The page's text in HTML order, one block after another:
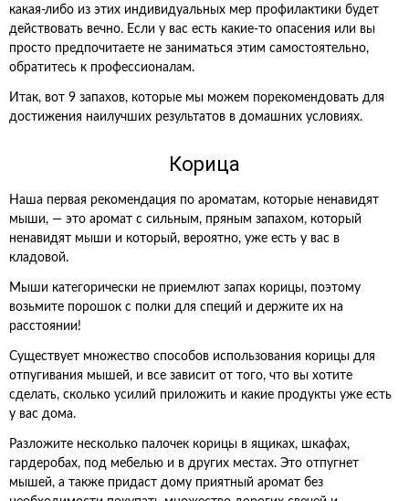
какая-либо из этих индивидуальных мер профилактики будет
действовать вечно. Если у вас есть какие-то опасения или вы
просто предпочитаете не заниматься этим самостоятельно,
обратитесь к профессионалам.
Итак, вот 9 запахов, которые мы можем порекомендовать для
достижения наилучших результатов в домашних условиях.
Корица
Наша первая рекомендация по ароматам, которые ненавидят
мыши, — это аромат с сильным, пряным запахом, который
ненавидят мыши и который, вероятно, уже есть у вас в
кладовой.
Мыши категорически не приемлют запах корицы, поэтому
возьмите порошок с полки для специй и держите их на
расстоянии!
Существует множество способов использования корицы для
отпугивания мышей, и все зависит от того, что вы хотите
сделать, сколько усилий приложить и какие продукты уже есть
у вас дома.
Разложите несколько палочек корицы в ящиках, шкафах,
гардеробах, под мебелью и в других местах. Это отпугнет
мышей, а также придаст дому приятный аромат без